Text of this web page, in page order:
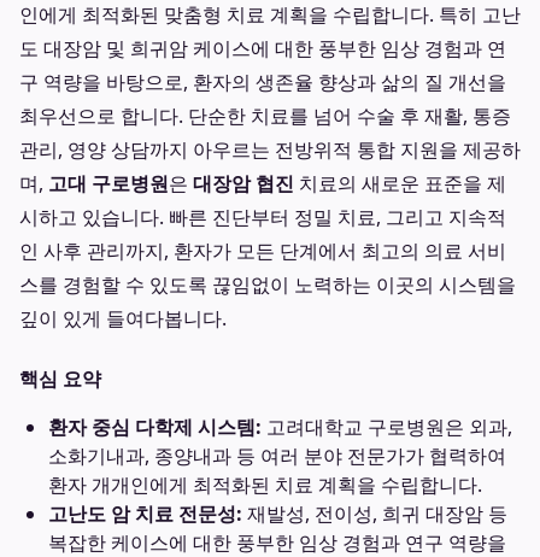
인에게 최적화된 맞춤형 치료 계획을 수립합니다. 특히 고난
도 대장암 및 희귀암 케이스에 대한 풍부한 임상 경험과 연
구 역량을 바탕으로, 환자의 생존율 향상과 삶의 질 개선을
최우선으로 합니다. 단순한 치료를 넘어 수술 후 재활, 통증
관리, 영양 상담까지 아우르는 전방위적 통합 지원을 제공하
며, 고대 구로병원은 대장암 협진 치료의 새로운 표준을 제
시하고 있습니다. 빠른 진단부터 정밀 치료, 그리고 지속적
인 사후 관리까지, 환자가 모든 단계에서 최고의 의료 서비
스를 경험할 수 있도록 끊임없이 노력하는 이곳의 시스템을
깊이 있게 들여다봅니다.
핵심 요약
환자 중심 다학제 시스템: 고려대학교 구로병원은 외과,
소화기내과, 종양내과 등 여러 분야 전문가가 협력하여
환자 개개인에게 최적화된 치료 계획을 수립합니다.
고난도 암 치료 전문성: 재발성, 전이성, 희귀 대장암 등
복잡한 케이스에 대한 풍부한 임상 경험과 연구 역량을